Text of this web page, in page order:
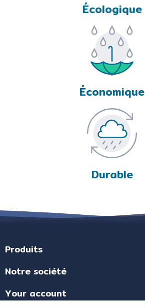
Écologique
Économique
Durable
Produits
Notre société
Your account